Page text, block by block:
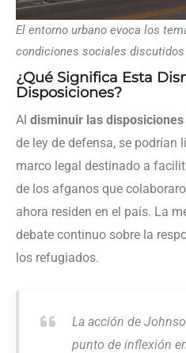
El entorno urbano evoca los
condiciones sociales
¿Qué Significa Esta
Disposiciones?
Al disminuir las disposiciones
de ley de defensa, se podrían
marco legal destinado a
de los afganos que
ahora residen en el país. La
debate continuo sobre la
los refugiados.
La acción de
punto de inflexión